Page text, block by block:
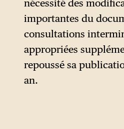
nécessité des
importantes du
consultations
appropriées
repoussé sa
an.